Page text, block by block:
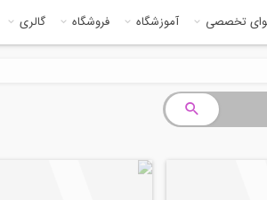
تخصصی آموزشگاه فروشگاه گالری